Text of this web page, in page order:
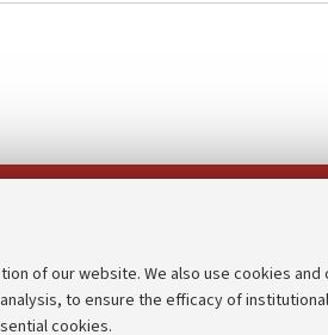
of our website. We also use cookies
to ensure the efficacy of
cookies.